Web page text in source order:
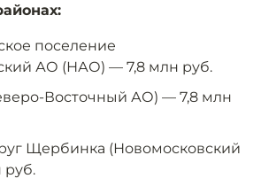
поселение
АО (НАО) — 7,8 млн руб.
Восточный АО) — 7,8 млн
Щербинка (Новомосковский